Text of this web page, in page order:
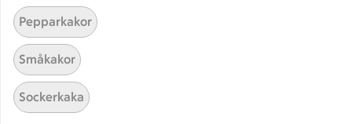
Här hittar du alla goda recept du har sparat och
Pepparkakor
Småkakor
Sockerkaka